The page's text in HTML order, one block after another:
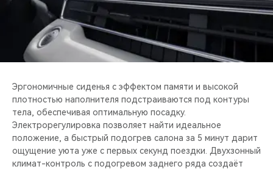
Эргономичные сиденья с эффектом памяти и высокой
плотностью наполнителя подстраиваются под контуры
тела, обеспечивая оптимальную посадку.
Электрорегулировка позволяет найти идеальное
положение, а быстрый подогрев салона за 5 минут дарит
ощущение уюта уже с первых секунд поездки. Двухзонный
климат-контроль с подогревом заднего ряда создаёт